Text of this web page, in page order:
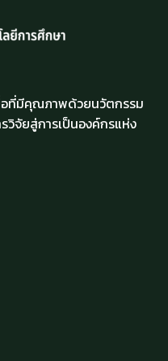
ที่มีคุณภาพด้วยนวัตกรรม
จัยสู่การเป็นองค์กรแห่ง